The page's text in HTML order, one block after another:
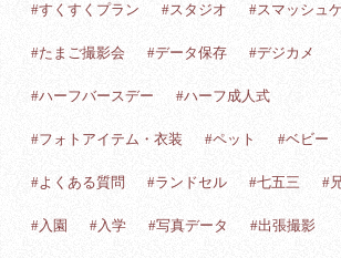
#すくすくプラン #スタジオ #スマッシュ
#たまご撮影会 #データ保存 #デジカメ
#ハーフバースデー #ハーフ成人式
#フォトアイテム・衣装 #ペット #ベビー
#よくある質問 #ランドセル #七五三 #
#入園 #入学 #写真データ #出張撮影